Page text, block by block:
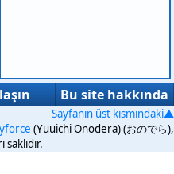
Bu site hakkında
Sayfanın üst kısmındaki▲
(Yuuichi Onodera) (おのでら),
saklıdır.